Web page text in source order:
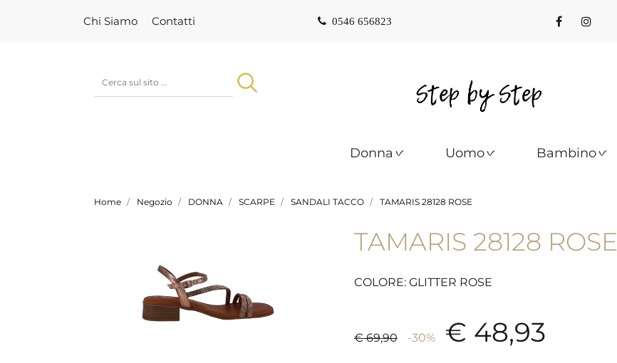
Chi Siamo Contatti 0546 656823
Donna Uomo Bambino
Home Negozio DONNA SCARPE SANDALI TACCO TAMARIS 28128 ROSE
TAMARIS 28128 ROSE
COLORE: GLITTER ROSE
€ 69,90 -30% € 48,93